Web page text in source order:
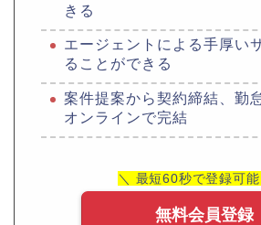
きる
エージェントによる手厚い
ることができる
案件提案から契約締結、勤
オンラインで完結
＼ 最短60秒で登録可能
無料会員登録